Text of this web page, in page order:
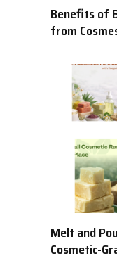
Benefits of
from
Melt and
Cosmetic-